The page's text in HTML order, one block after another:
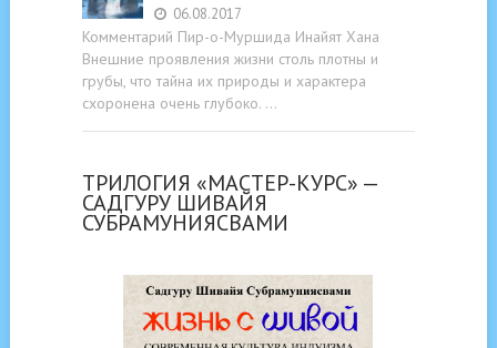
06.08.2017
Комментарий Пир-о-Муршида Инайят Хана
Внешние проявления жизни столь плотны и
грубы, что тайна их природы и характера
схоронена очень глубоко. …
ТРИЛОГИЯ «МАСТЕР-КУРС» —
САДГУРУ ШИВАЙЯ
СУБРАМУНИЯСВАМИ